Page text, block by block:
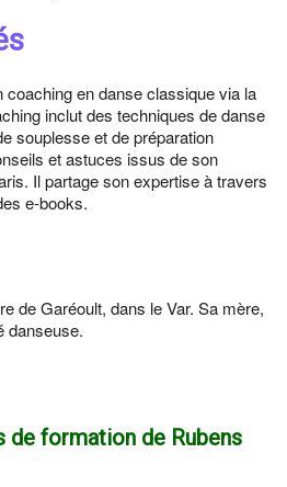
en danse classique via la
inclut des techniques de danse
souplesse et de préparation
et astuces issus de son
Il partage son expertise à travers
e-books.
de Garéoult, dans le Var. Sa mère,
danseuse.
de formation de Rubens